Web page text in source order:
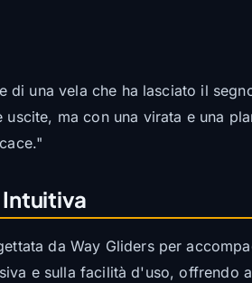
di una vela che ha lasciato il
ma con una virata e una
Intuitiva
da Way Gliders per
e sulla facilità d'uso, offrendo